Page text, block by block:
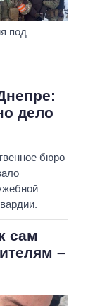
под
дело
бюро
сам
–